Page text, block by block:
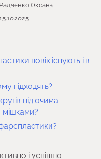
Радченко Оксана
15.10.2025
повік існують і в
підходять?
під очима
і успішно